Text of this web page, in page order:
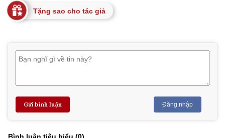
Tặng sao cho tác giả
Gửi bình luận Đăng nhập
Bình luận tiêu biểu (0)